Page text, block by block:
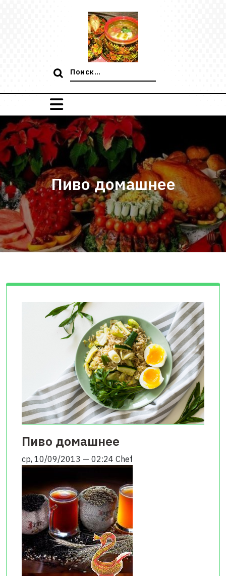
Поиск:
Пиво домашнее
Пиво домашнее
ср, 10/09/2013 — 02:24 Chef